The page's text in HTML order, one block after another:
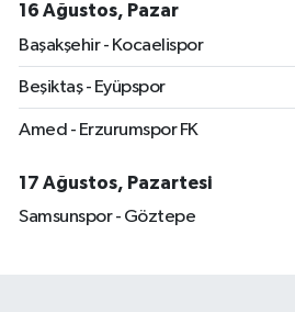
16 Ağustos, Pazar
Başakşehir - Kocaelispor
Beşiktaş - Eyüpspor
Amed - Erzurumspor FK
17 Ağustos, Pazartesi
Samsunspor - Göztepe